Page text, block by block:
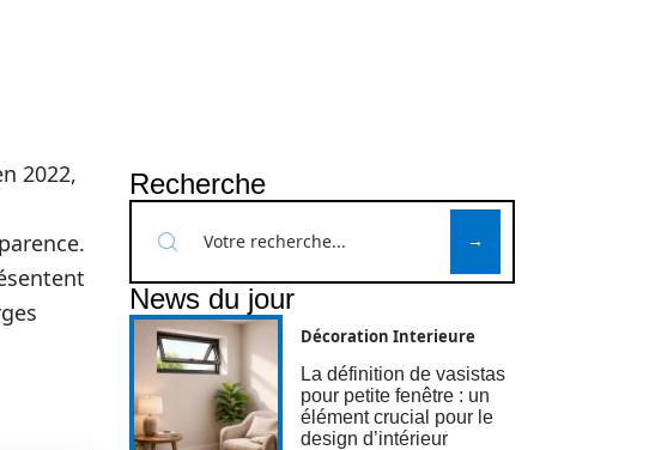
2022,
Recherche
News du jour
Décoration Interieure
La définition de vasistas
pour petite fenêtre : un
élément crucial pour le
design d’intérieur